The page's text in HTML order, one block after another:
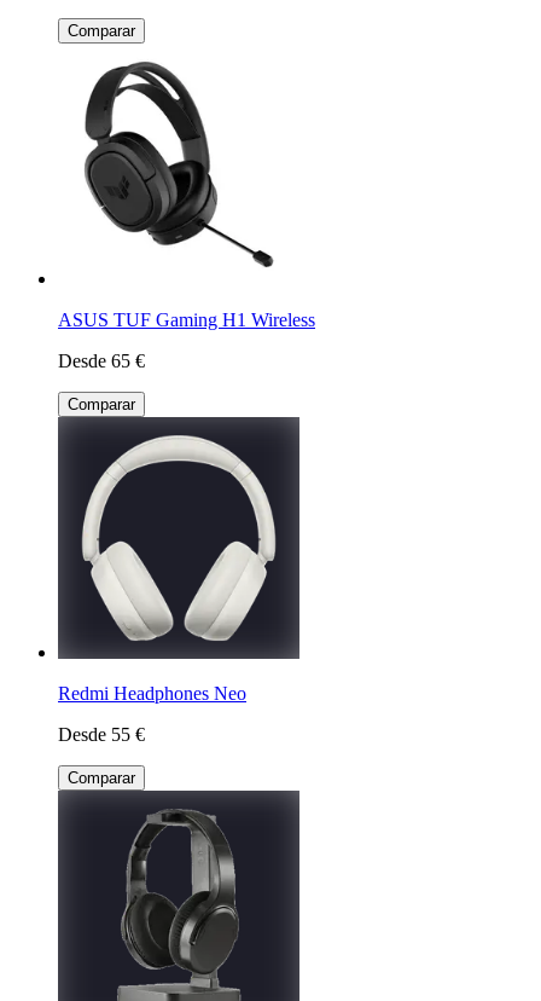
Comparar
ASUS TUF Gaming H1 Wireless
Desde 65 €
Comparar
Redmi Headphones Neo
Desde 55 €
Comparar